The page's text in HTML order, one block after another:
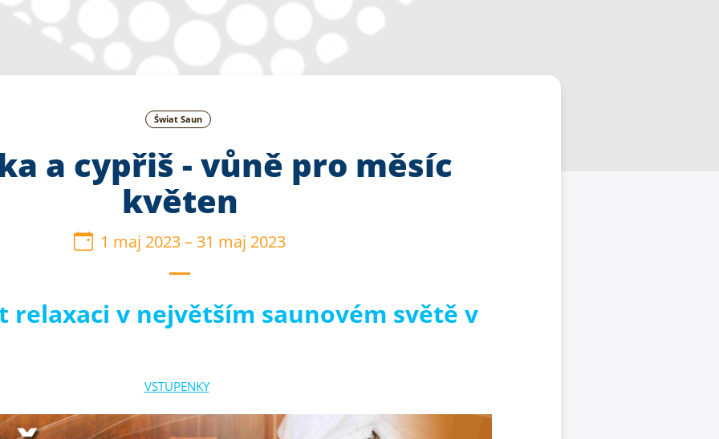
Świat Saun
a cypřiš - vůně pro měsíc
květen
1 maj 2023– 31 maj 2023
relaxaci v největším saunovém světě v
VSTUPENKY